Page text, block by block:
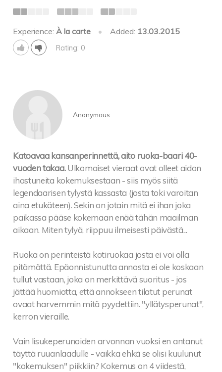
Experience:À la carte • Added: 13.03.2015
Rating: 0
Anonymous
Katoavaa kansanperinnettä, aito ruoka-baari 40-
vuoden takaa. Ulkomaiset vieraat ovat olleet aidon
ihastuneita kokemuksestaan - siis myös siitä
legendaarisen tylystä kassasta (josta toki varoitan
aina etukäteen). Sekin on jotain mitä ei ihan joka
paikassa pääse kokemaan enää tähän maailman
aikaan. Miten tylyä, riippuu ilmeisesti päivästä...
Ruoka on perinteistä kotiruokaa josta ei voi olla
pitämättä. Epäonnistunutta annosta ei ole koskaan
tullut vastaan, joka on merkittävä suoritus - jos
jättää huomiotta, että annokseen tilatut perunat
ovaat harvemmin mitä pyydettiin. "yllätysperunat",
kerron vieraille.
Vain lisukeperunoiden arvonnan vuoksi en antanut
täyttä ruuanlaadulle - vaikka ehkä se olisi kuulunut
"kokemuksen" piikkiin? Kokemus on 4 viidestä,